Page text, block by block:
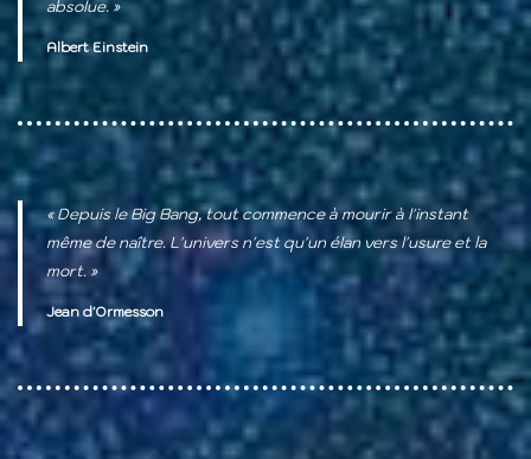
absolue. »
Albert Einstein
« Depuis le Big Bang, tout commence à mourir à l'instant
même de naître. L'univers n'est qu'un élan vers l'usure et la
mort. »
Jean d'Ormesson